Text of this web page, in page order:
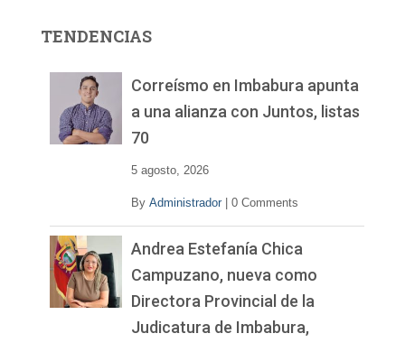
d
TENDENCIAS
Correísmo en Imbabura apunta
a una alianza con Juntos, listas
70
5 agosto, 2026
By Administrador 0 Comments
Andrea Estefanía Chica
Campuzano, nueva como
Directora Provincial de la
Judicatura de Imbabura,